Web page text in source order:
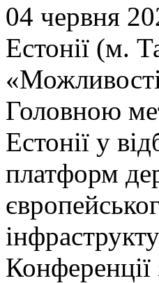
04 червня
Естонії (м.
Головною
Естонії у
платформ